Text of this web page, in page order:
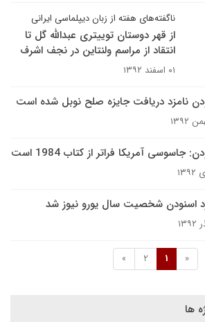
ناگفته‌های هفته از زبان دیپلماسی ایرانی
از قهر دوستان توییتری عبدالله گل تا
انتقاد از مراسم ولنتاین در نجف اشرف
۰۱ اسفند ۱۳۹۲
نامزد دریافت جایزه صلح نوبل شده است
جاسوسی‌ آمریکا فراتر از کتاب 1984 است
اسنودن شخصیت سال یورو نیوز شد
«
1
2
»
ها